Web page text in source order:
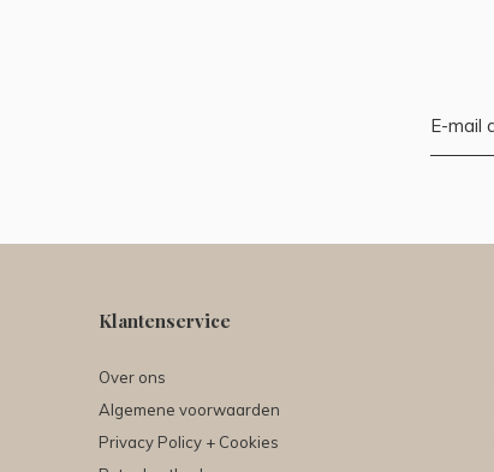
Klantenservice
Over ons
Algemene voorwaarden
Privacy Policy + Cookies